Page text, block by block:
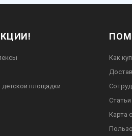
площадки
Как
Статьи
Карта